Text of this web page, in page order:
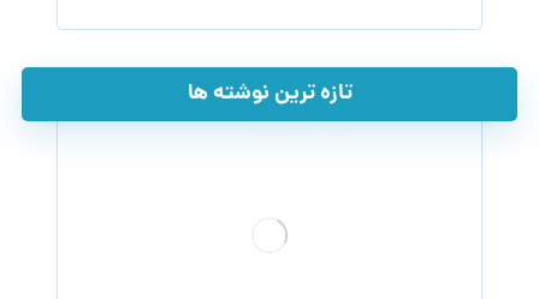
تازه ترین نوشته ها